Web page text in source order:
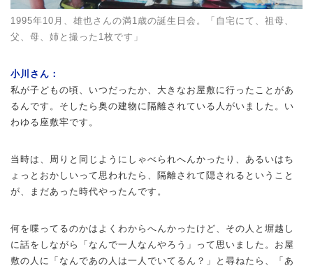
1995年10月、雄也さんの満1歳の誕生日会。「自宅にて、祖母、
父、母、姉と撮った1枚です」
小川さん：
私が子どもの頃、いつだったか、大きなお屋敷に行ったことがあ
るんです。そしたら奥の建物に隔離されている人がいました。い
わゆる座敷牢です。
当時は、周りと同じようにしゃべられへんかったり、あるいはち
ょっとおかしいって思われたら、隔離されて隠されるということ
が、まだあった時代やったんです。
何を喋ってるのかはよくわからへんかったけど、その人と塀越し
に話をしながら「なんで一人なんやろう」って思いました。お屋
敷の人に「なんであの人は一人でいてるん？」と尋ねたら、「あ